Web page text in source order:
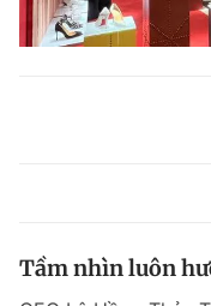
Tầm nhìn luôn